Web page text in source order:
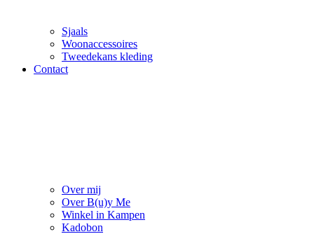
Sjaals
Woonaccessoires
Tweedekans kleding
Contact
Over mij
Over B(u)y Me
Winkel in Kampen
Kadobon